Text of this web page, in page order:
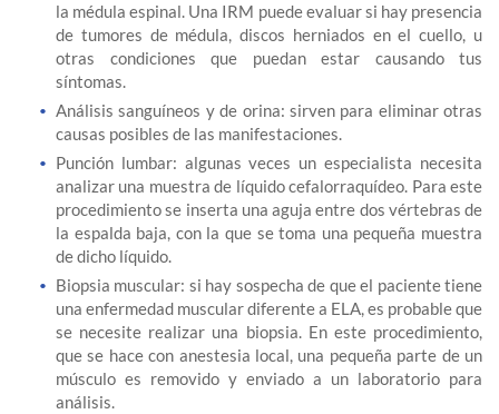
la médula espinal. Una IRM puede evaluar si hay presencia
de tumores de médula, discos herniados en el cuello, u
otras condiciones que puedan estar causando tus
síntomas.
Análisis sanguíneos y de orina: sirven para eliminar otras
causas posibles de las manifestaciones.
Punción lumbar: algunas veces un especialista necesita
analizar una muestra de líquido cefalorraquídeo. Para este
procedimiento se inserta una aguja entre dos vértebras de
la espalda baja, con la que se toma una pequeña muestra
de dicho líquido.
Biopsia muscular: si hay sospecha de que el paciente tiene
una enfermedad muscular diferente a ELA, es probable que
se necesite realizar una biopsia. En este procedimiento,
que se hace con anestesia local, una pequeña parte de un
músculo es removido y enviado a un laboratorio para
análisis.